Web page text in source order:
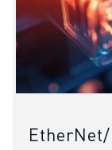
SUSTENTABILIDADE
CARREIRA
MOLDE O SEU
JUNTE-SE A NÓS »
CONTACTO
LOCALIZAÇÕES